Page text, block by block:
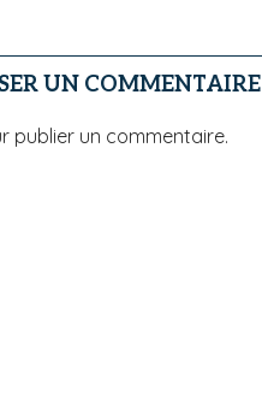
UN COMMENTAIRE
publier un commentaire.